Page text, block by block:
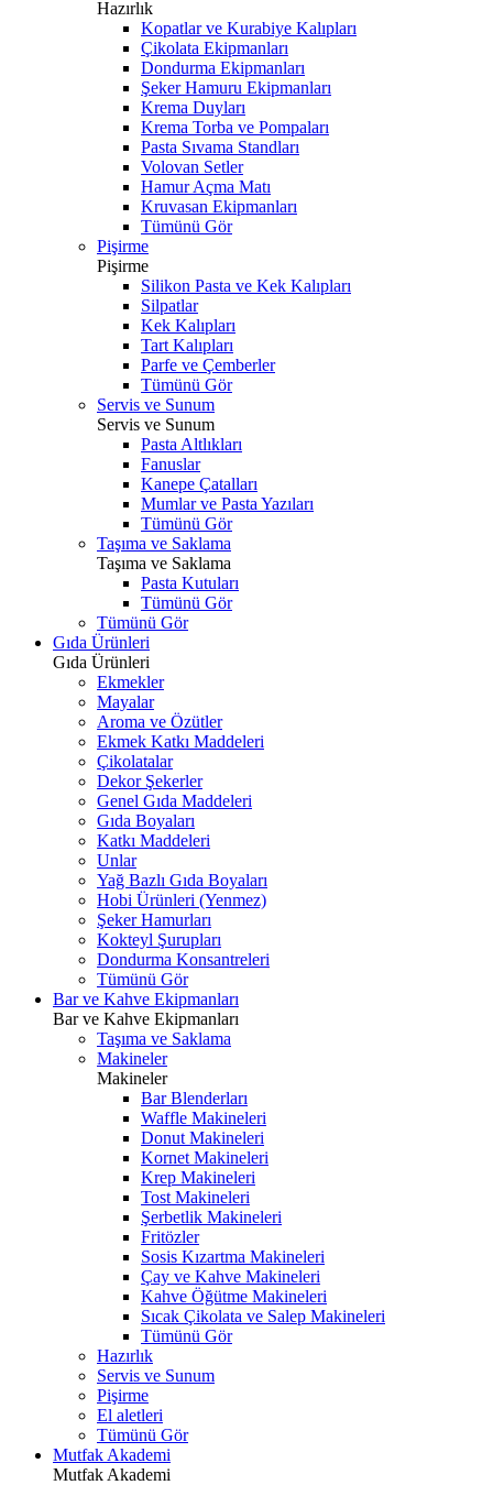
Hazırlık
Kopatlar ve Kurabiye Kalıpları
Çikolata Ekipmanları
Dondurma Ekipmanları
Şeker Hamuru Ekipmanları
Krema Duyları
Krema Torba ve Pompaları
Pasta Sıvama Standları
Volovan Setler
Hamur Açma Matı
Kruvasan Ekipmanları
Tümünü Gör
Pişirme
Pişirme
Silikon Pasta ve Kek Kalıpları
Silpatlar
Kek Kalıpları
Tart Kalıpları
Parfe ve Çemberler
Tümünü Gör
Servis ve Sunum
Servis ve Sunum
Pasta Altlıkları
Fanuslar
Kanepe Çatalları
Mumlar ve Pasta Yazıları
Tümünü Gör
Taşıma ve Saklama
Taşıma ve Saklama
Pasta Kutuları
Tümünü Gör
Tümünü Gör
Gıda Ürünleri
Gıda Ürünleri
Ekmekler
Mayalar
Aroma ve Özütler
Ekmek Katkı Maddeleri
Çikolatalar
Dekor Şekerler
Genel Gıda Maddeleri
Gıda Boyaları
Katkı Maddeleri
Unlar
Yağ Bazlı Gıda Boyaları
Hobi Ürünleri (Yenmez)
Şeker Hamurları
Kokteyl Şurupları
Dondurma Konsantreleri
Tümünü Gör
Bar ve Kahve Ekipmanları
Bar ve Kahve Ekipmanları
Taşıma ve Saklama
Makineler
Makineler
Bar Blenderları
Waffle Makineleri
Donut Makineleri
Kornet Makineleri
Krep Makineleri
Tost Makineleri
Şerbetlik Makineleri
Fritözler
Sosis Kızartma Makineleri
Çay ve Kahve Makineleri
Kahve Öğütme Makineleri
Sıcak Çikolata ve Salep Makineleri
Tümünü Gör
Hazırlık
Servis ve Sunum
Pişirme
El aletleri
Tümünü Gör
Mutfak Akademi
Mutfak Akademi